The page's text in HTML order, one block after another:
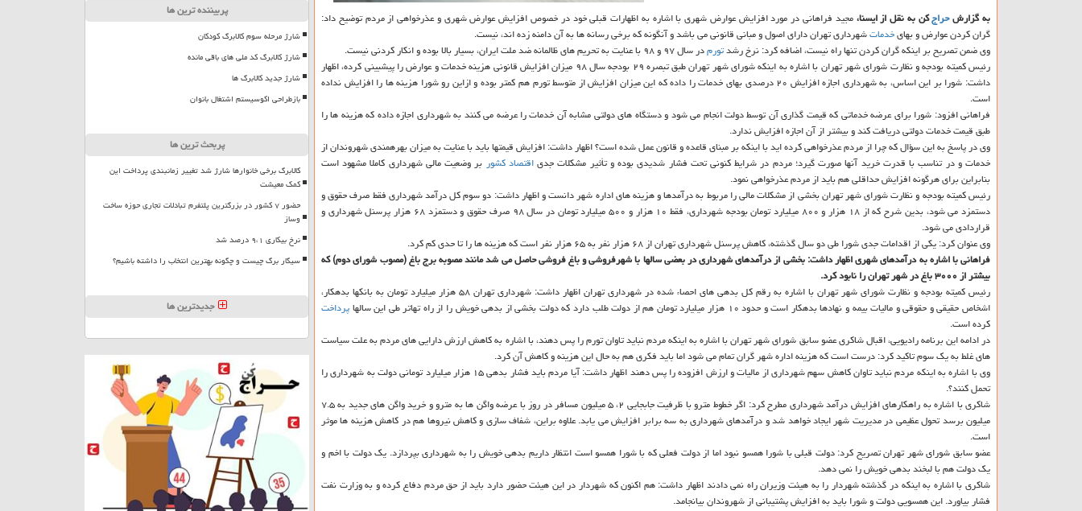
به گزارشحراجكن به نقل از ایسنا،مجید فراهانی در مورد افزایش عوارض شهری با اشاره به اظهارات قبلی خود در خصوص افزایش عوارض شهری و عذرخواهی از مردم توضیح داد:
گران كردن عوارض و بهایخدماتشهرداری تهران دارای اصول و مبانی قانونی می باشد و آنگونه كه برخی رسانه ها به آن دامنه زده اند، نیست.
وی ضمن تصریح بر اینكه گران كردن تنها راه نیست، اضافه كرد: نرخ رشدتورمدر سال ۹۷ و ۹۸ با عنایت به تحریم های ظالمانه ضد ملت ایران، بسیار بالا بوده و انكار كردنی نیست.
رئیس كمیته بودجه و نظارت شورای شهر تهران با اشاره به اینكه شورای شهر تهران طبق تبصره ۲۹ بودجه سال ۹۸ میزان افزایش قانونی هزینه خدمات و عوارض را پیشبینی كرده، اظهار
داشت: شورا بر این اساس، به شهرداری اجازه افزایش ۲۰ درصدی بهای خدمات را داده كه این میزان افزایش از متوسط تورم هم كمتر بوده و ازاین رو شورا هزینه ها را افزایش نداده
است.
فراهانی افزود: شورا برای عرضه خدماتی كه قیمت گذاری آن توسط دولت انجام می شود و دستگاه های دولتی مشابه آن خدمات را عرضه می كنند به شهرداری اجازه داده كه هزینه ها را
طبق قیمت خدمات دولتی دریافت كند و بیشتر از آن اجازه افزایش ندارد.
وی در پاسخ به این سؤال كه چرا از مردم عذرخواهی كرده اید با اینكه بر مبنای قاعده و قانون عمل شده است؟ اظهار داشت: افزایش قیمتها باید با عنایت به میزان بهرهمندی شهروندان از
خدمات و در تناسب با قدرت خرید آنها صورت گیرد؛ مردم در شرایط كنونی تحت فشار شدیدی بوده و تأثیر مشكلات جدیاقتصادكشور بر وضعیت مالی شهرداری كاملا مشهود است
بنابراین برای هرگونه افزایش حداقلی هم باید از مردم عذرخواهی نمود.
رئیس كمیته بودجه و نظارت شورای شهر تهران بخشی از مشكلات مالی را مربوط به درآمدها و هزینه های اداره شهر دانست و اظهار داشت: دو سوم كل درآمد شهرداری فقط صرف حقوق و
دستمزد می شود، بدین شرح كه از ۱۸ هزار و ۸۰۰ میلیارد تومان بودجه شهرداری، فقط ۱۰ هزار و ۵۰۰ میلیارد تومان در سال ۹۸ صرف حقوق و دستمزد ۶۸ هزار پرسنل شهرداری و
قراردادی می شود.
وی عنوان كرد: یكی از اقدامات جدی شورا طی دو سال گذشته، كاهش پرسنل شهرداری تهران از ۶۸ هزار نفر به ۶۵ هزار نفر است كه هزینه ها را تا حدی كم كرد.
فراهانی با اشاره به درآمدهای شهری اظهار داشت: بخشی از درآمدهای شهرداری در بعضی سالها با شهرفروشی و باغ فروشی حاصل می شد مانند مصوبه برج باغ (مصوب شورای دوم) كه
بیشتر از ۳۰۰۰ باغ در شهر تهران را نابود كرد.
رئیس كمیته بودجه و نظارت شورای شهر تهران با اشاره به رقم كل بدهی های احصاء شده در شهرداری تهران اظهار داشت: شهرداری تهران ۵۸ هزار میلیارد تومان به بانكها بدهكار،
اشخاص حقیقی و حقوقی و مالیات بیمه و نهادها بدهكار است و حدود ۱۰ هزار میلیارد تومان هم از دولت طلب دارد كه دولت بخشی از بدهی خویش را از راه تهاتر طی این سالها
پرداخت
كرده است.
در ادامه این برنامه رادیویی، اقبال شاكری عضو سابق شورای شهر تهران با اشاره به اینكه مردم نباید تاوان تورم را پس دهند، با اشاره به كاهش ارزش دارایی های مردم به علت سیاست
های غلط به یك سوم تاكید كرد: درست است كه هزینه اداره شهر گران تمام می شود اما باید فكری هم به حال این هزینه و كاهش آن كرد.
وی با اشاره به اینكه مردم نباید تاوان كاهش سهم شهرداری از مالیات و ارزش افزوده را پس دهند اظهار داشت: آیا مردم باید فشار بدهی ۱۵ هزار میلیارد تومانی دولت به شهرداری را
تحمل كنند؟.
شاكری با اشاره به راهكارهای افزایش درآمد شهرداری مطرح كرد: اگر خطوط مترو با ظرفیت جابجایی ۲، ۵ میلیون مسافر در روز با عرضه واگن ها به مترو و خرید واگن های جدید به ۷.۵
میلیون برسد تحول عظیمی در مدیریت شهر ایجاد خواهد شد و درآمدهای شهرداری به سه برابر افزایش می یابد. علاوه براین، شفاف سازی و كاهش نیروها هم در كاهش هزینه ها موثر
است.
عضو سابق شورای شهر تهران تصریح كرد: دولت قبلی با شورا همسو نبود اما از دولت فعلی كه با شورا همسو است انتظار داریم بدهی خویش را به شهرداری بپردازد. یك دولت با اخم و
یك دولت هم با لبخند بدهی خویش را نمی دهد.
شاكری با اشاره به اینكه در گذشته شهردار را به هیئت وزیران راه نمی دادند اظهار داشت: هم اكنون كه شهردار در این هیئت حضور دارد باید از حق مردم دفاع كرده و به وزارت نفت
فشار بیاورد. این همسویی دولت و شورا باید به افزایش پشتیبانی از شهروندان بیانجامد.
پربیننده ترین ها
شارژ مرحله سوم کالابرگ کودکان
شارژ کالابرگ کد ملی های باقی مانده
شارژ جدید کالابرگ ها
بازطراحی اکوسیستم اشتغال بانوان
پربحث ترین ها
کالابرگ برخی خانوارها شارژ شد تغییر زمانبندی پرداخت این
کمک معیشت
حضور ۷ کشور در بزرگترین پلتفرم تبادلات تجاری حوزه ساخت
وساز
نرخ بیکاری ۹،۱ درصد شد
سیگار برگ چیست و چگونه بهترین انتخاب را داشته باشیم؟
جدیدترین ها